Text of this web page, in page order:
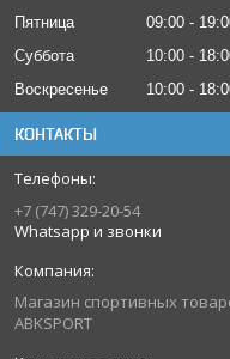
Пятница
09:00
Суббота
10:00
Воскресенье
10:00
КОНТАКТЫ
+7 (747) 329-20-54
Whatsapp и звонки
Магазин спортивных
ABKSPORT